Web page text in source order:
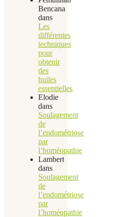
Bencana
dans
Les
différentes
techniques
pour
obtenir
des
huiles
essentielles
Elodie
dans
Soulagement
de
l’endométriose
par
l’homéopathie
Lambert
dans
Soulagement
de
l’endométriose
par
l’homéopathie